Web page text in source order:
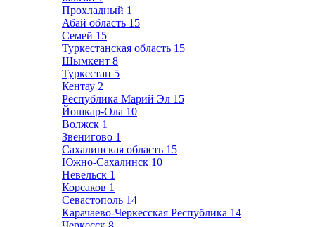
Прохладный 1
Абай область 15
Семей 15
Туркестанская область 15
Шымкент 8
Туркестан 5
Кентау 2
Республика Марий Эл 15
Йошкар-Ола 10
Волжск 1
Звенигово 1
Сахалинская область 15
Южно-Сахалинск 10
Невельск 1
Корсаков 1
Севастополь 14
Карачаево-Черкесская Республика 14